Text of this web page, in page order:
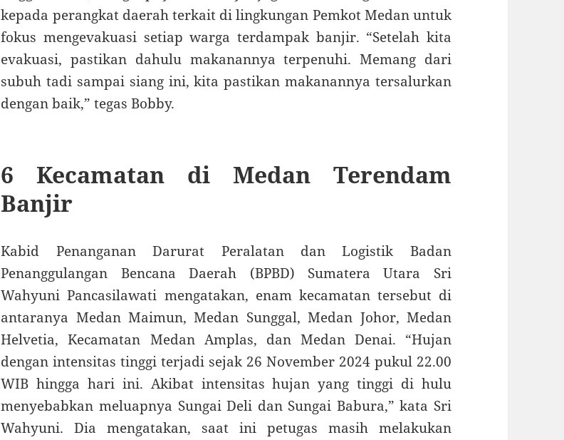
kepada perangkat daerah terkait di lingkungan Pemkot Medan untuk
fokus mengevakuasi setiap warga terdampak banjir. “Setelah kita
evakuasi, pastikan dahulu makanannya terpenuhi. Memang dari
subuh tadi sampai siang ini, kita pastikan makanannya tersalurkan
dengan baik,” tegas Bobby.
6 Kecamatan di Medan Terendam
Banjir
Kabid Penanganan Darurat Peralatan dan Logistik Badan
Penanggulangan Bencana Daerah (BPBD) Sumatera Utara Sri
Wahyuni Pancasilawati mengatakan, enam kecamatan tersebut di
antaranya Medan Maimun, Medan Sunggal, Medan Johor, Medan
Helvetia, Kecamatan Medan Amplas, dan Medan Denai. “Hujan
dengan intensitas tinggi terjadi sejak 26 November 2024 pukul 22.00
WIB hingga hari ini. Akibat intensitas hujan yang tinggi di hulu
menyebabkan meluapnya Sungai Deli dan Sungai Babura,” kata Sri
Wahyuni. Dia mengatakan, saat ini petugas masih melakukan